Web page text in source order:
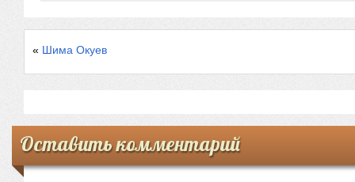
« Шима Окуев
Оставить комментарий